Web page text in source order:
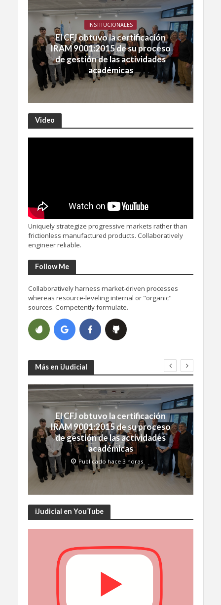
INSTITUCIONALES
El CFJ obtuvo la certificación
IRAM 9001:2015 de su proceso
de gestión de las actividades
académicas
Video
Uniquely strategize progressive markets rather than
frictionless manufactured products. Collaboratively
engineer reliable.
Follow Me
Collaboratively harness market-driven processes
whereas resource-leveling internal or "organic"
sources. Competently formulate.
Más en iJudicial
El CFJ obtuvo la certificación
IRAM 9001:2015 de su proceso
de gestión de las actividades
académicas
Publicado hace 3 horas
iJudicial en YouTube